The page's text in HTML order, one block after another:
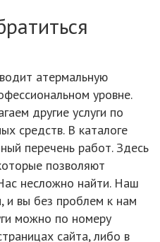
атермальную
уровне.
другие услуги по
средств. В каталоге
перечень работ. Здесь
позволяют
несложно найти. Наш
и вы без проблем к нам
можно по номеру
сайта, либо в